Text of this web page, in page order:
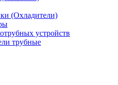
(Охладители)
устройств
трубные